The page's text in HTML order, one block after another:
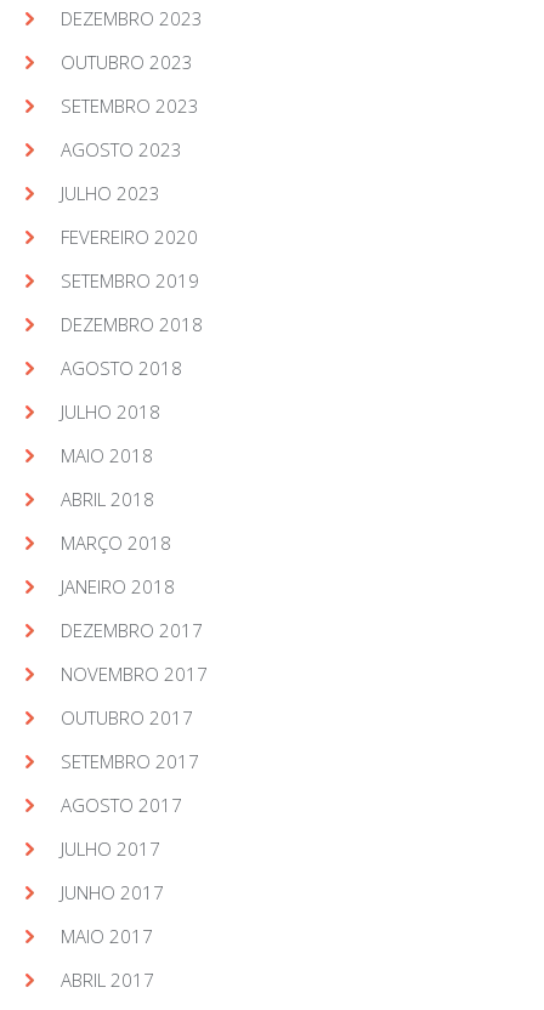
DEZEMBRO 2023
OUTUBRO 2023
SETEMBRO 2023
AGOSTO 2023
JULHO 2023
FEVEREIRO 2020
SETEMBRO 2019
DEZEMBRO 2018
AGOSTO 2018
JULHO 2018
MAIO 2018
ABRIL 2018
MARÇO 2018
JANEIRO 2018
DEZEMBRO 2017
NOVEMBRO 2017
OUTUBRO 2017
SETEMBRO 2017
AGOSTO 2017
JULHO 2017
JUNHO 2017
MAIO 2017
ABRIL 2017